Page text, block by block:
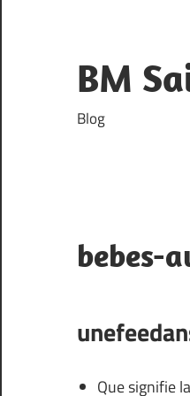
content
BM
Blog
bebes-
Que signifie